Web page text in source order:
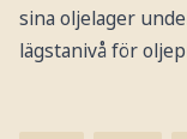
sina oljelager
lägstanivå för